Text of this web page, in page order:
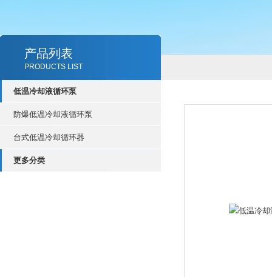
产品列表
PRODUCTS LIST
低温冷却液循环泵
防爆低温冷却液循环泵
台式低温冷却循环器
更多分类